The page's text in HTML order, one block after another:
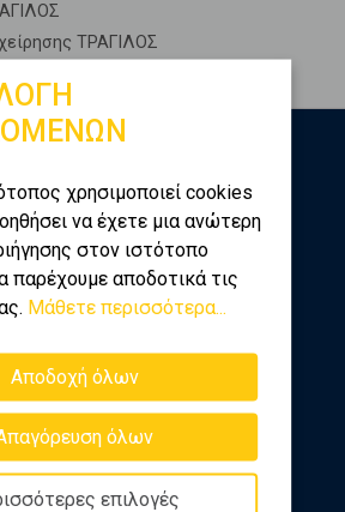
ΤΡΑΓΙΛΟΣ
χρησιμοποιεί cookies
να έχετε μια ανώτερη
στον ιστότοπο
παρέχουμε αποδοτικά τις
Μάθετε περισσότερα...
Αποδοχή όλων
όλων
επιλογές
της Golden Home για νέα
διάφορα θέματα της αγοράς
Εγγραφή
μας